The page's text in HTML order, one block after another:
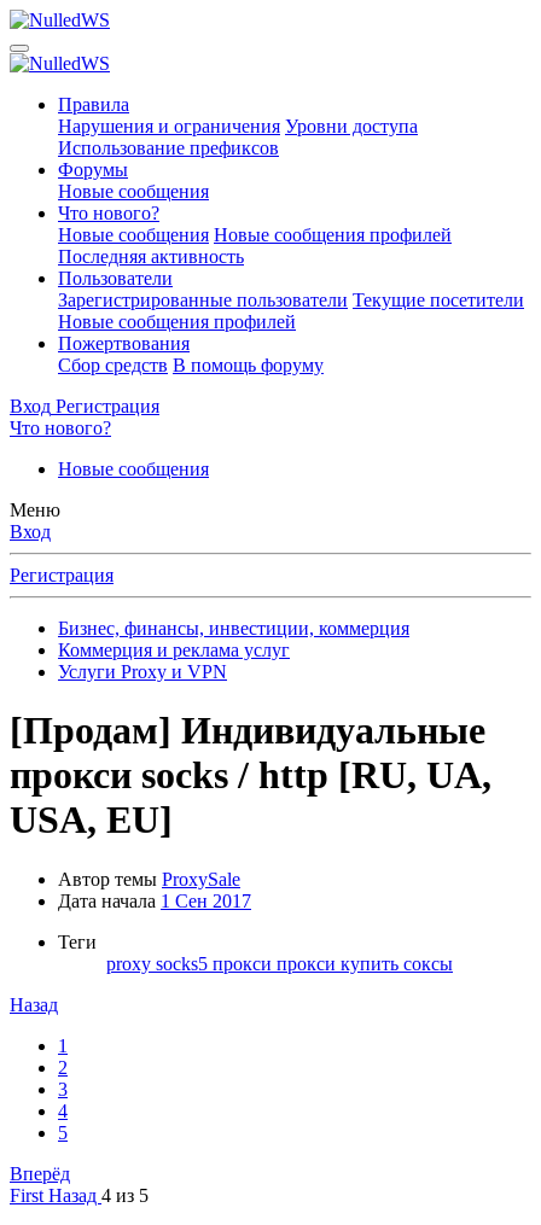
Правила
Нарушения и ограничения Уровни доступа
Использование префиксов
Форумы
Новые сообщения
Что нового?
Новые сообщения Новые сообщения профилей
Последняя активность
Пользователи
Зарегистрированные пользователи Текущие посетители
Новые сообщения профилей
Пожертвования
Сбор средств В помощь форуму
Вход Регистрация
Что нового?
Новые сообщения
Меню
Вход
Регистрация
Бизнес, финансы, инвестиции, коммерция
Коммерция и реклама услуг
Услуги Proxy и VPN
[Продам] Индивидуальные
прокси socks / http [RU, UA,
USA, EU]
Автор темы ProxySale
Дата начала 1 Сен 2017
Теги
proxy socks5 прокси прокси купить соксы
Назад
1
2
3
4
5
Вперёд
First Назад 4 из 5